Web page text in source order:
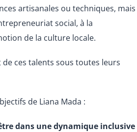
artisanales ou techniques, mais
social, à la
de la culture locale.
ces talents sous toutes leurs
de Liana Mada :
dans une dynamique inclusive